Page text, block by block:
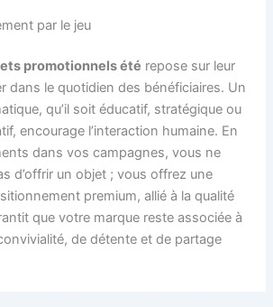
par le jeu
promotionnels été repose sur leur
dans le quotidien des bénéficiaires. Un
qu’il soit éducatif, stratégique ou
encourage l’interaction humaine. En
dans vos campagnes, vous ne
d’offrir un objet ; vous offrez une
premium, allié à la qualité
que votre marque reste associée à
de détente et de partage